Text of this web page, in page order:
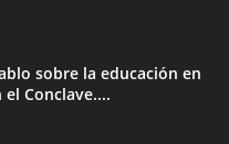
sobre la educación en
Conclave....